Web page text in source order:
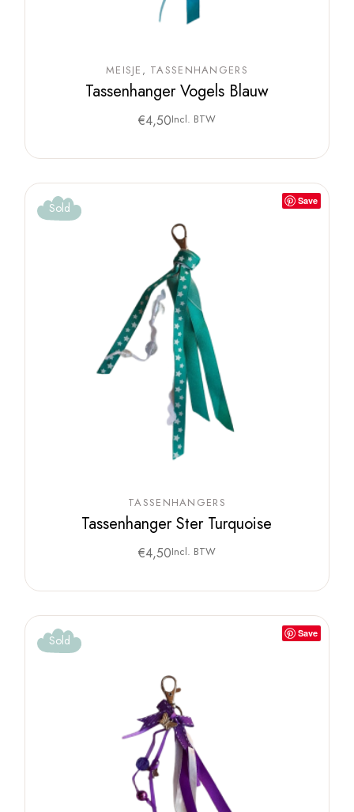
MEISJE TASSENHANGERS
Tassenhanger Vogels Blauw
€4,50Incl. BTW
Save
Sold
TASSENHANGERS
Tassenhanger Ster Turquoise
€4,50Incl. BTW
Save
Sold